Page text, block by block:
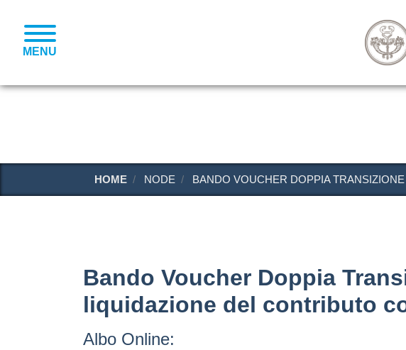
MENU
HOME NODE BANDO VOUCHER DOPPIA
Bando Voucher Doppia
liquidazione del contributo
Albo Online: